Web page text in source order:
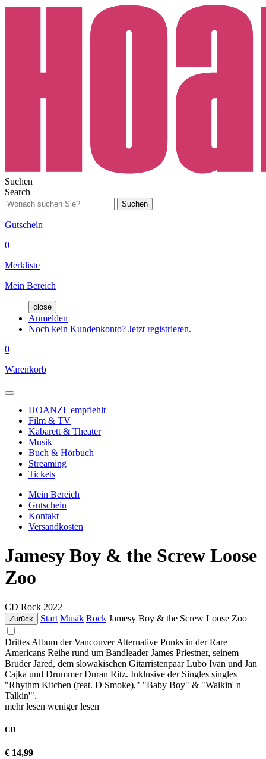
Suchen
Search
Suchen
Gutschein
0
Merkliste
Mein Bereich
close
Anmelden
Noch kein Kundenkonto? Jetzt registrieren.
0
Warenkorb
HOANZL empfiehlt
Film & TV
Kabarett & Theater
Musik
Buch & Hörbuch
Streaming
Tickets
Mein Bereich
Gutschein
Kontakt
Versandkosten
Jamesy Boy & the Screw Loose
Zoo
CD Rock 2022
Zurück Start Musik Rock Jamesy Boy & the Screw Loose Zoo
Drittes Album der Vancouver Alternative Punks in der Rare
Americans Reihe rund um Bandleader James Priestner, seinem
Bruder Jared, dem slowakischen Gitarristenpaar Lubo Ivan und Jan
Cajka und Drummer Duran Ritz. Inklusive der Singles singles
"Rhythm Kitchen (feat. D Smoke)," "Baby Boy" & "Walkin' n
Talkin'".
mehr lesen weniger lesen
CD
€ 14,99